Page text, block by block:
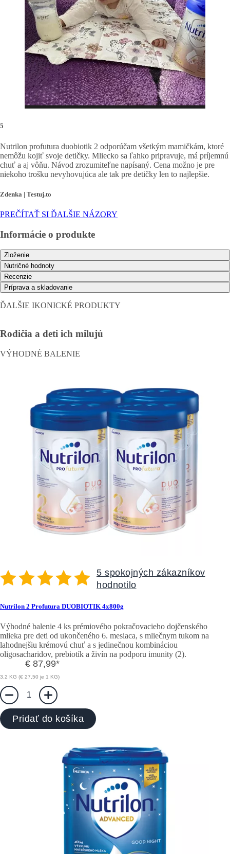
5
Nutrilon profutura duobiotik 2 odporúčam všetkým mamičkám, ktoré
nemôžu kojiť svoje detičky. Mliecko sa ľahko pripravuje, má príjemnú
chuť a aj vôňu. Návod zrozumiteľne napísaný. Cena možno je pre
niekoho trošku nevyhovujúca ale tak pre detičky len to najlepšie.
Zdenka | Testuj.to
PREČÍTAŤ SI ĎALŠIE NÁZORY
Informácie o produkte
Zloženie
Nutričné ​​hodnoty
Recenzie
Príprava a skladovanie
ĎALŠIE IKONICKÉ PRODUKTY
Rodičia a deti ich milujú
VÝHODNÉ BALENIE
5 spokojných zákazníkov
hodnotilo
Nutrilon 2 Profutura DUOBIOTIK 4x800g
Výhodné balenie 4 ks prémiového pokračovacieho dojčenského
mlieka pre deti od ukončeného 6. mesiaca, s mliečnym tukom na
lahodnejšiu krémovú chuť a s jedinečnou kombináciou
oligosacharidov, prebiotík a živín na podporu imunity (2).
€ 87,99*
3,2 KG (€ 27,50 je 1 KG)
1
Pridať do košíka